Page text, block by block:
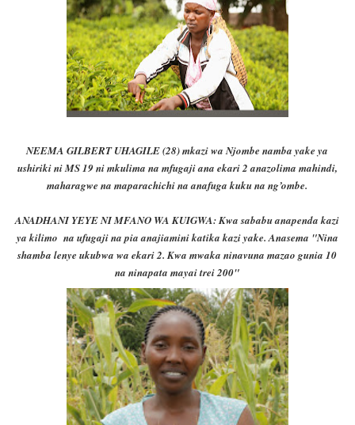
NEEMA GILBERT UHAGILE (28) mkazi wa Njombe namba yake ya
ushiriki ni MS 19 ni mkulima na mfugaji ana ekari 2 anazolima mahindi,
maharagwe na maparachichi na anafuga kuku na ng’ombe.
ANADHANI YEYE NI MFANO WA KUIGWA: Kwa sababu anapenda kazi
ya kilimo na ufugaji na pia anajiamini katika kazi yake.Anasema "Nina
shamba lenye ukubwa wa ekari 2. Kwa mwaka ninavuna mazao gunia 10
na ninapata mayai trei 200"